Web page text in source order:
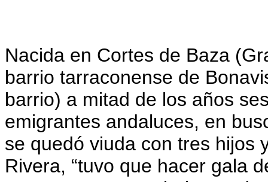
Nacida en Cortes de Baza
barrio tarraconense de
barrio) a mitad de los años
emigrantes andaluces, en
se quedó viuda con tres hijos
Rivera, “tuvo que hacer gala